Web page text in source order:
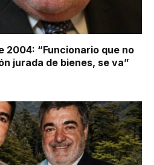
2004: “Funcionario que no
jurada de bienes, se va”